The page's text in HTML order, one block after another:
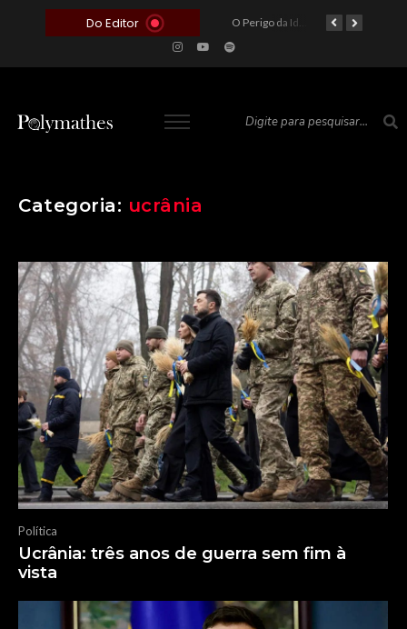
Do Editor
O Voto como Moeda: Clientelismo e o Analfabetismo Funcional Político no Brasil O Perigo da Ideologia Desenfreada na Justiça: Quando a Pauta Política Substitui a Pena Criminal
Categoria: ucrânia
Política
Ucrânia: três anos de guerra sem fim à
vista